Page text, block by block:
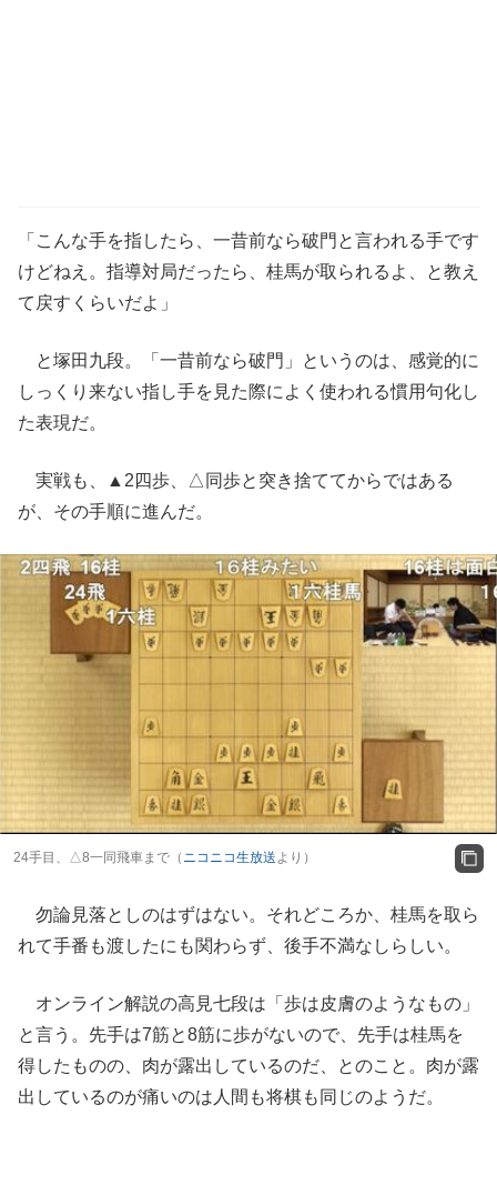
「こんな手を指したら、一昔前なら破門と言われる手です
けどねえ。指導対局だったら、桂馬が取られるよ、と教え
て戻すくらいだよ」
と塚田九段。「一昔前なら破門」というのは、感覚的に
しっくり来ない指し手を見た際によく使われる慣用句化し
た表現だ。
実戦も、▲2四歩、△同歩と突き捨ててからではある
が、その手順に進んだ。
24手目、△8一同飛車まで（ ニコニコ生放送より）
勿論見落としのはずはない。それどころか、桂馬を取ら
れて手番も渡したにも関わらず、後手不満なしらしい。
オンライン解説の高見七段は「歩は皮膚のようなもの」
と言う。先手は7筋と8筋に歩がないので、先手は桂馬を
得したものの、肉が露出しているのだ、とのこと。肉が露
出しているのが痛いのは人間も将棋も同じのようだ。